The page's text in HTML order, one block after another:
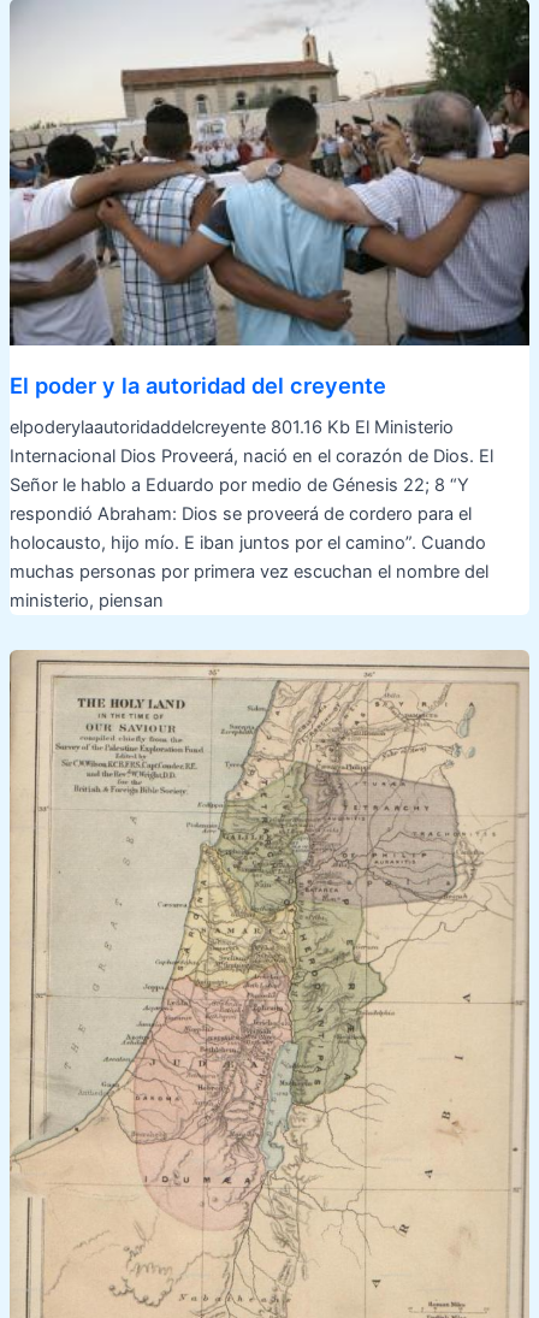
El poder y la autoridad del creyente
elpoderylaautoridaddelcreyente 801.16 Kb El Ministerio
Internacional Dios Proveerá, nació en el corazón de Dios. El
Señor le hablo a Eduardo por medio de Génesis 22; 8 “Y
respondió Abraham: Dios se proveerá de cordero para el
holocausto, hijo mío. E iban juntos por el camino”. Cuando
muchas personas por primera vez escuchan el nombre del
ministerio, piensan